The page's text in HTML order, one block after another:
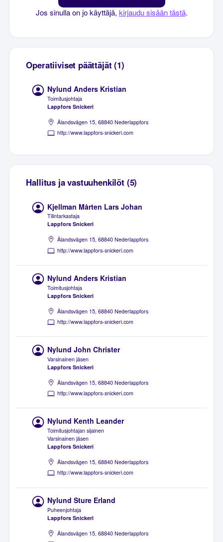
Jos sinulla on jo käyttäjä, kirjaudu sisään tästä.
Operatiiviset päättäjät (1)
Nylund Anders Kristian
Toimitusjohtaja
Lappfors Snickeri
Ålandsvägen 15, 68840 Nederlappfors
http://www.lappfors-snickeri.com
Hallitus ja vastuuhenkilöt (5)
Kjellman Mårten Lars Johan
Tilintarkastaja
Lappfors Snickeri
Ålandsvägen 15, 68840 Nederlappfors
http://www.lappfors-snickeri.com
Nylund Anders Kristian
Toimitusjohtaja
Lappfors Snickeri
Ålandsvägen 15, 68840 Nederlappfors
http://www.lappfors-snickeri.com
Nylund John Christer
Varsinainen jäsen
Lappfors Snickeri
Ålandsvägen 15, 68840 Nederlappfors
http://www.lappfors-snickeri.com
Nylund Kenth Leander
Toimitusjohtajan sijainen
Varsinainen jäsen
Lappfors Snickeri
Ålandsvägen 15, 68840 Nederlappfors
http://www.lappfors-snickeri.com
Nylund Sture Erland
Puheenjohtaja
Lappfors Snickeri
Ålandsvägen 15, 68840 Nederlappfors